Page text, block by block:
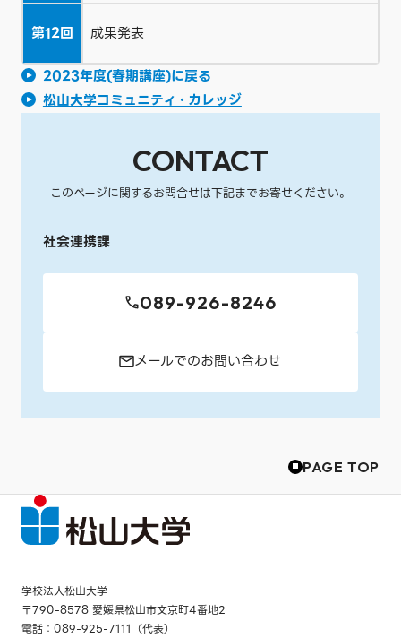
第12回
成果発表
2023年度(春期講座)に戻る
松山大学コミュニティ・カレッジ
CONTACT
このページに関するお問合せは下記までお寄せください。
社会連携課
089-926-8246
メールでのお問い合わせ
PAGE TOP
学校法人松山大学
〒790-8578 愛媛県松山市文京町4番地2
電話：089-925-7111（代表）